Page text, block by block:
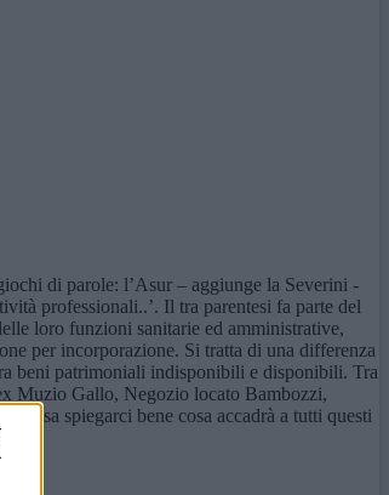
di parole: l’Asur – aggiunge la Severini -
professionali..’. Il tra parentesi fa parte del
loro funzioni sanitarie ed amministrative,
per incorporazione. Si tratta di una differenza
beni patrimoniali indisponibili e disponibili. Tra
Muzio Gallo, Negozio locato Bambozzi,
sa spiegarci bene cosa accadrà a tutti questi